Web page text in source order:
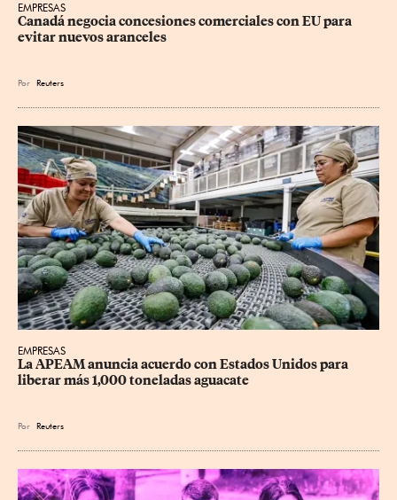
EMPRESAS
Canadá negocia concesiones comerciales con EU para
evitar nuevos aranceles
Por Reuters
EMPRESAS
La APEAM anuncia acuerdo con Estados Unidos para
liberar más 1,000 toneladas aguacate
Por Reuters